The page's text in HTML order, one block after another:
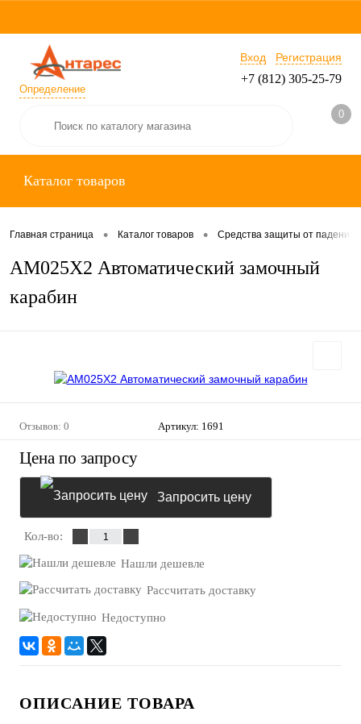
Определение
Вход Регистрация
+7 (812) 305-25-79
0
Каталог товаров
Главная страница • Каталог товаров • Средства защиты от падения
AM025X2 Автоматический замочный
карабин
Отзывов: 0 Артикул: 1691
Цена по запросу
Запросить цену
Кол-во:
Нашли дешевле
Рассчитать доставку
Недоступно
ОПИСАНИЕ ТОВАРА